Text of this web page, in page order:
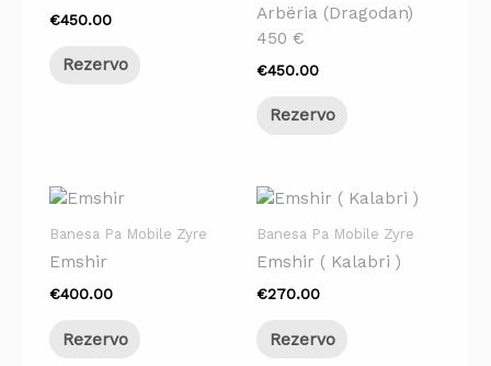
€450.00
Rezervo
Arbëria (Dragodan)
450 €
€450.00
Rezervo
Banesa Pa Mobile Zyre
Emshir
€400.00
Rezervo
Banesa Pa Mobile Zyre
Emshir ( Kalabri )
€270.00
Rezervo